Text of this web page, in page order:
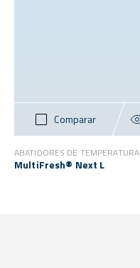
Comparar
ABATIDORES DE TEMPERATURA
MultiFresh® Next L